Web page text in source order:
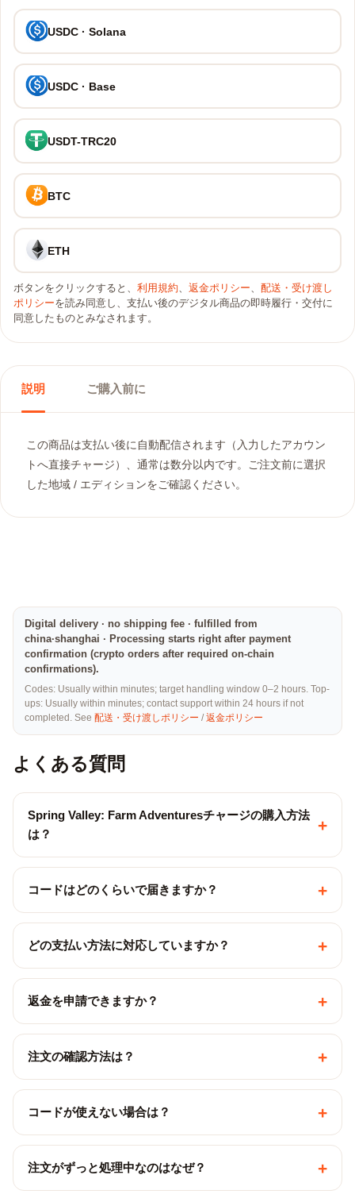
USDC · Solana
USDC · Base
USDT-TRC20
BTC
ETH
ボタンをクリックすると、 利用規約、 返金ポリシー、 配送・受け渡し
ポリシーを読み同意し、支払い後のデジタル商品の即時履行・交付に
同意したものとみなされます。
説明 ご購入前に
この商品は支払い後に自動配信されます（入力したアカウン
トへ直接チャージ）、通常は数分以内です。ご注文前に選択
した地域 / エディションをご確認ください。
Digital delivery · no shipping fee · fulfilled from
china·shanghai · Processing starts right after payment
confirmation (crypto orders after required on-chain
confirmations).
Codes: Usually within minutes; target handling window 0–2 hours. Top-
ups: Usually within minutes; contact support within 24 hours if not
completed. See 配送・受け渡しポリシー /返金ポリシー
よくある質問
Spring Valley: Farm Adventuresチャージの購入方法
は？
+
コードはどのくらいで届きますか？ +
どの支払い方法に対応していますか？ +
返金を申請できますか？ +
注文の確認方法は？ +
コードが使えない場合は？ +
注文がずっと処理中なのはなぜ？ +